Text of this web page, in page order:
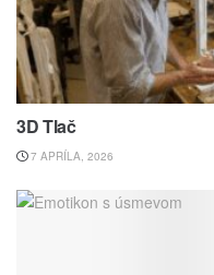
3D Tlač
7 APRÍLA, 2026